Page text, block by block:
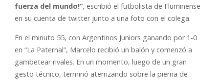
fuerza del mundo!”, escribió el futbolista de Fluminense
en su cuenta de twitter junto a una foto con el colega.
En el minuto 55, con Argentinos Juniors ganando por 1-0
en “La Paternal”, Marcelo recibió un balón y comenzó a
gambetear rivales. En un momento, luego de un gran
gesto técnico, terminó aterrizando sobre la pierna de